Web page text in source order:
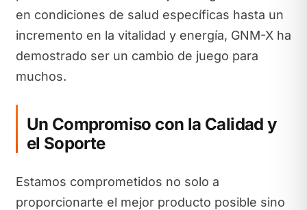
en condiciones de salud específicas hasta un
incremento en la vitalidad y energía, GNM-X ha
demostrado ser un cambio de juego para
muchos.
Un Compromiso con la Calidad y
el Soporte
Estamos comprometidos no solo a
proporcionarte el mejor producto posible sino